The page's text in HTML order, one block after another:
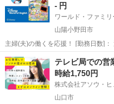
の方がいて相談しやすく心強...
- 円
ワールド・ファミ
山陽小野田市
主婦(夫)の働くを応援！ [勤務日数]： 週4日~
10:00~17:00/10:00~16:00/10:00~15:00/
駅]： 山口県山陽小野田市 ※勤務エ
山口 山陽小野田市
テレビ局での営
時給1,750円
株式会社アソウ・
山口市